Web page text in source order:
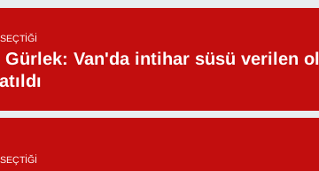
Gürlek: Van'da intihar süsü verilen